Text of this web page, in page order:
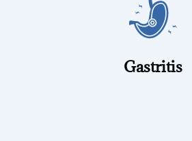
Gastritis
Inflamación del revestimiento del
causar dolor, ardor y náuseas. Con
observar directamente el interior del
el diagnóstico.